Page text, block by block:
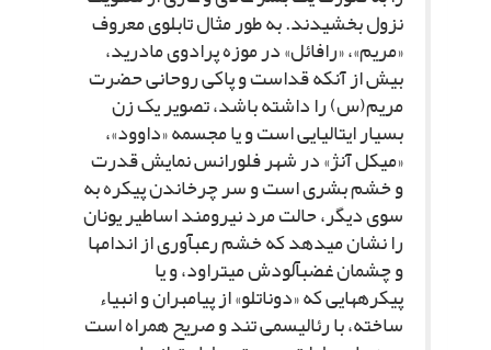
نزول بخشیدند. به طور مثال تابلوى معروف
«مریم»، «رافائل» در موزه پرادوى مادرید،
بیش از آنکه قداست و پاکى روحانى حضرت
مریم(س) را داشته باشد، تصویر یک زن
بسیار ایتالیایى است و یا مجسمه «داوود»،
«میکل آنژ» در شهر فلورانس نمایش قدرت
و خشم بشرى است و سر چرخاندن پیکره به
سوى دیگر، حالت مرد نیرومند اساطیر یونان
را نشان مى‏دهد که خشم رعب‏آورى از اندام‏ها
و چشمان غضب‏آلودش مى‏تراود، و یا
پیکره‏هایى که «دوناتلو» از پیامبران و انبیاء
ساخته، با رئالیسمى تند و صریح همراه است